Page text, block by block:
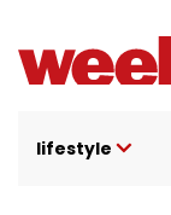
Inhalt
lifestyle